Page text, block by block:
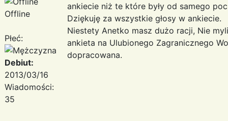
Offline
Płeć:
Debiut:
2013/03/16
Wiadomości:
35
ankiecie niż te które były od samego
Dziękuję za wszystkie głosy w ankiecie.
Niestety Anetko masz dużo racji, Nie
ankieta na Ulubionego Zagranicznego
dopracowana.